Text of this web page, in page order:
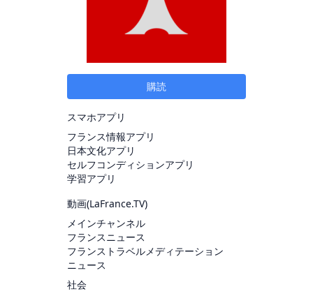
購読
スマホアプリ
フランス情報アプリ
日本文化アプリ
セルフコンディションアプリ
学習アプリ
動画(LaFrance.TV)
メインチャンネル
フランスニュース
フランストラベルメディテーション
ニュース
社会